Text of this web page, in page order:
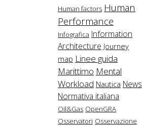
Human factors Human
Performance
Infografica Information
Architecture Journey
map Linee guida
Marittimo Mental
Workload Nautica News
Normativa italiana
Oil&Gas OpenGRA
Osservatori Osservazione